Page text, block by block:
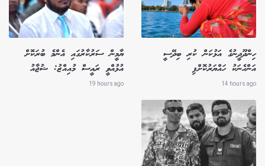
ހިންދޫދީނުގެ އަޅުކަން ކުރި ބިދޭސީ
އަންހެނަކު ހައްޔަރުކޮށްފި
14 hours ago
ޔާމީން ސަރުކާރުގައި އެންމެ ބުރަކޮށް
އުޅުއްވީ ރައީސް މުއިއްޒު: ޝުޖާއު
19 hours ago